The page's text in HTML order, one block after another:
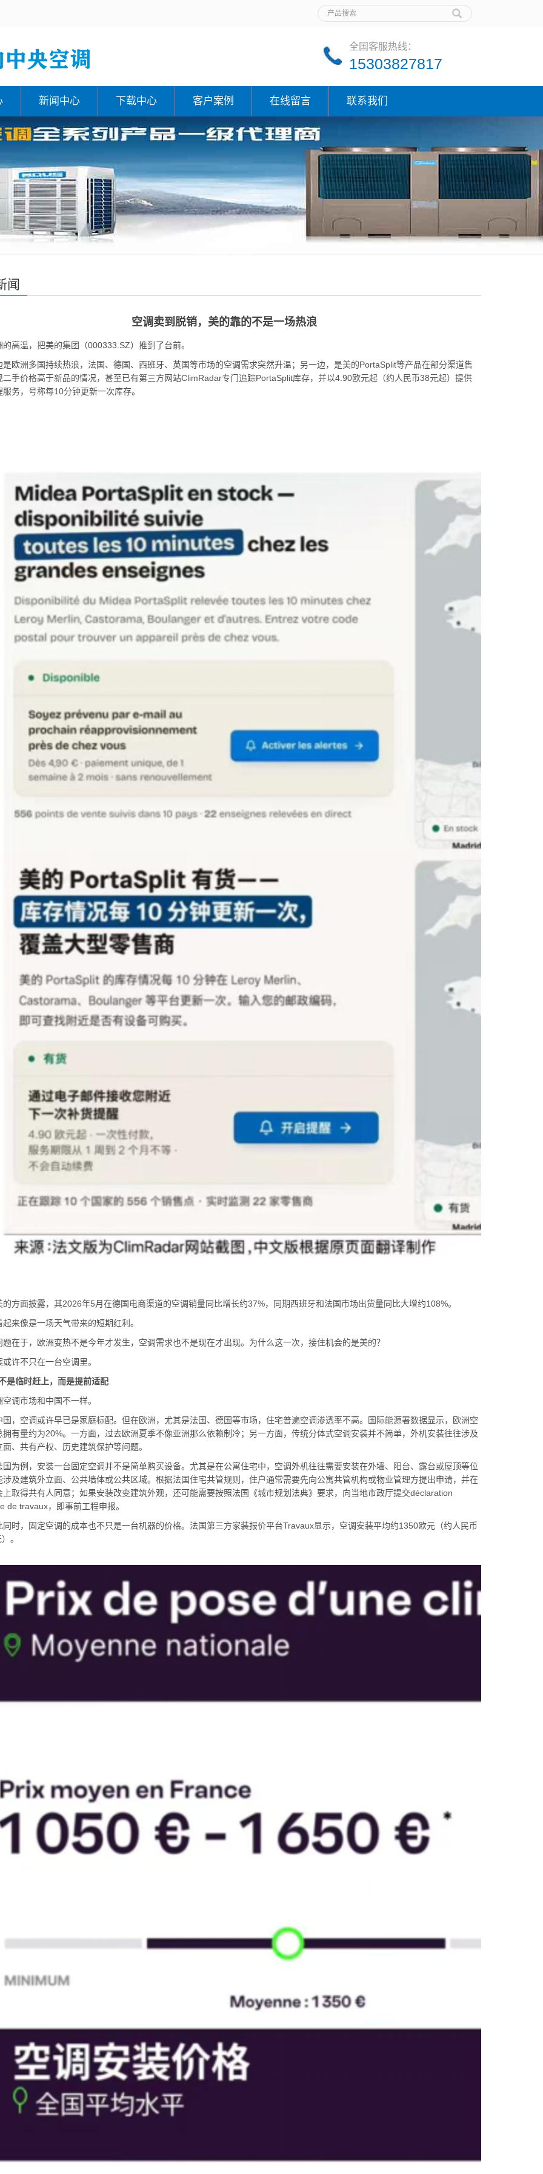
全国客服热线：
15303827817
新闻中心 下载中心 客户案例 在线留言 联系我们
闻
空调卖到脱销，美的靠的不是一场热浪
温，把美的集团（000333.SZ）推到了台前。
洲多国持续热浪，法国、德国、西班牙、英国等市场的空调需求突然升温；另一边，是美的PortaSplit等产品在部分渠道售
二手价格高于新品的情况，甚至已有第三方网站ClimRadar专门追踪PortaSplit库存，并以4.90欧元起（约人民币38元起）提供
务，号称每10分钟更新一次库存。
面披露，其2026年5月在德国电商渠道的空调销量同比增长约37%，同期西班牙和法国市场出货量同比大增约108%。
像是一场天气带来的短期红利。
于，欧洲变热不是今年才发生，空调需求也不是现在才出现。为什么这一次，接住机会的是美的？
不只在一台空调里。
是临时赶上， 而是提前适配
市场和中国不一样。
空调或许早已是家庭标配。但在欧洲，尤其是法国、德国等市场，住宅普遍空调渗透率不高。国际能源署数据显示，欧洲空
拥有量约为20%。一方面，过去欧洲夏季不像亚洲那么依赖制冷；另一方面，传统分体式空调安装并不简单，外机安装往往涉及
面、共有产权、历史建筑保护等问题。
例，安装一台固定空调并不是简单购买设备。尤其是在公寓住宅中，空调外机往往需要安装在外墙、阳台、露台或屋顶等位
涉及建筑外立面、公共墙体或公共区域。根据法国住宅共管规则，住户通常需要先向公寓共管机构或物业管理方提出申请，并在
上取得共有人同意；如果安装改变建筑外观，还可能需要按照法国《城市规划法典》要求，向当地市政厅提交déclaration
de travaux，即事前工程申报。
，固定空调的成本也不只是一台机器的价格。法国第三方家装报价平台Travaux显示，空调安装平均约1350欧元（约人民币
。